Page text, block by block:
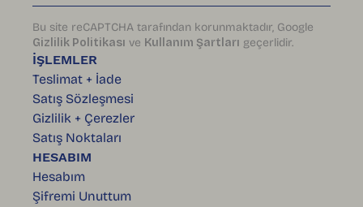
İŞLEMLER
Teslimat + İade
Satış Sözleşmesi
Gizlilik + Çerezler
Satış Noktaları
HESABIM
Hesabım
Şifremi Unuttum
Bu site reCAPTCHA tarafından korunmaktadır, Google
Gizlilik Politikası ve Kullanım Şartları geçerlidir.